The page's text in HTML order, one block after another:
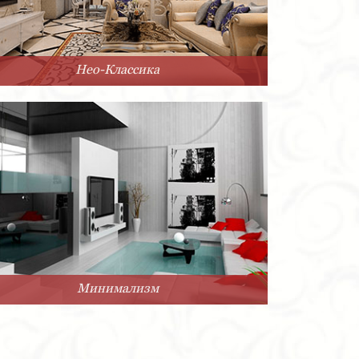
Нео-Классика
Минимализм